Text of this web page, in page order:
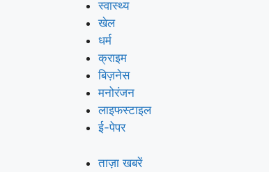
स्वास्थ्य
खेल
धर्म
क्राइम
बिज़नेस
मनोरंजन
लाइफस्टाइल
ई-पेपर
ताज़ा खबरें